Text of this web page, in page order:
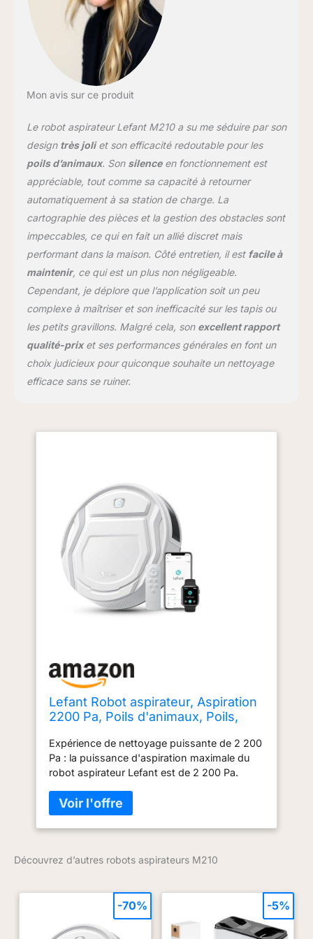
maison peut être nettoyé en profondeur, le
nettoyage n'a jamais été aussi simple !
Technologie FreeMove 3.0 : avec capteurs
infrarouges 6D intégrés pour éviter les
collisions et fournir une détection
environnementale complète à 720 degrés au
lieu des collisions mécaniques. En réduisant
obstacles plus facilement et réduire les
déformation et l'accumulation de poussière.
Peut détecter les escaliers pour éviter les
chutes et surmonter facilement les tapis.
Conception compacte : une conception
et d'une épaisseur de 7,8 cm, spécialement
conçue pour les espaces étroits tels que les
lits, les canapés et les coins pour éviter les
pincements, une couverture élevée et des
taux de défaillance extrêmement faibles. La
durée de vie de la batterie peut atteindre 100
minutes et revient automatiquement à la
station de charge lorsque le nettoyage est
terminé ou que la batterie est faible.
Application intelligente et commandes
vocales : le robot aspirateur Lefant M210P
peut être contrôlé via les applications Alexa
surveiller le chemin de nettoyage, créer des
prend uniquement en charge le Wi-Fi 2,4
Mon avis sur ce produit
Le robot aspirateur Lefant M210 a su me séduire par son
design très joliet son efficacité redoutable pour les
poils d’animaux. Son silenceen fonctionnement est
appréciable, tout comme sa capacité à retourner
automatiquement à sa station de charge. La
cartographie des pièces et la gestion des obstacles sont
impeccables, ce qui en fait un allié discret mais
performant dans la maison. Côté entretien, il est facile à
maintenir, ce qui est un plus non négligeable.
Cependant, je déplore que l’application soit un peu
complexe à maîtriser et son inefficacité sur les tapis ou
les petits gravillons. Malgré cela, son excellent rapport
qualité-prixet ses performances générales en font un
choix judicieux pour quiconque souhaite un nettoyage
efficace sans se ruiner.
Lefant Robot aspirateur, Aspiration
2200 Pa, Poils d'animaux, Poils,
Maison, autonomie de 120 Min, 6
Modes de Nettoyage, Wi-
FI/Application/télécommande, M210
Expérience de nettoyage puissante de 2 200
Pa : la puissance d'aspiration maximale du
robot aspirateur Lefant est de 2 200 Pa.
poussière et même le sable. Le robot
aspirateur ramasse efficacement la nourriture
pour chiens et les litières pour chats, détecte
puissance d'aspiration pour un nettoyage
plupart des aspirateurs robots commerciaux
nettoient de manière aléatoire. En
comparaison, le robot aspirateur Lefant
dispose de six modes de nettoyage : Auto,
Découvrez d’autres robots aspirateurs M210
-70% -5%